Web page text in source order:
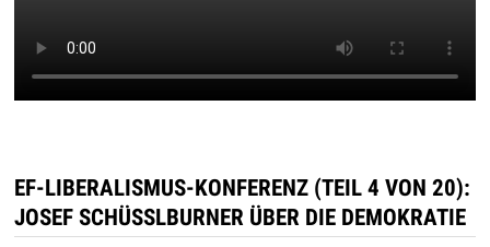
EF-LIBERALISMUS-KONFERENZ (TEIL 4 VON 20):
JOSEF SCHÜSSLBURNER ÜBER DIE DEMOKRATIE